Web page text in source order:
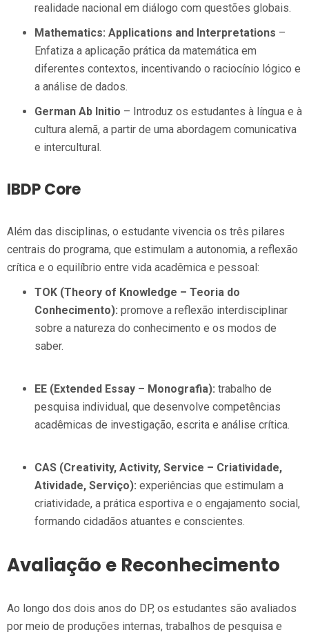
realidade nacional em diálogo com questões globais.
Mathematics: Applications and Interpretations –
Enfatiza a aplicação prática da matemática em
diferentes contextos, incentivando o raciocínio lógico e
a análise de dados.
German Ab Initio – Introduz os estudantes à língua e à
cultura alemã, a partir de uma abordagem comunicativa
e intercultural.
IBDP Core
Além das disciplinas, o estudante vivencia os três pilares
centrais do programa, que estimulam a autonomia, a reflexão
crítica e o equilíbrio entre vida acadêmica e pessoal:
TOK (Theory of Knowledge – Teoria do
Conhecimento): promove a reflexão interdisciplinar
sobre a natureza do conhecimento e os modos de
saber.
EE (Extended Essay – Monografia): trabalho de
pesquisa individual, que desenvolve competências
acadêmicas de investigação, escrita e análise crítica.
CAS (Creativity, Activity, Service – Criatividade,
Atividade, Serviço): experiências que estimulam a
criatividade, a prática esportiva e o engajamento social,
formando cidadãos atuantes e conscientes.
Avaliação e Reconhecimento
Ao longo dos dois anos do DP, os estudantes são avaliados
por meio de produções internas, trabalhos de pesquisa e